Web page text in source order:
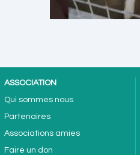
ASSOCIATION
Qui sommes nous
Partenaires
Associations amies
Faire un don